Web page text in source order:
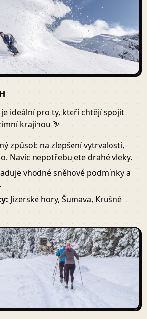
je ideální pro ty, kteří chtějí spojit
krajinou ⛷
způsob na zlepšení vytrvalosti,
Navíc nepotřebujete drahé vleky.
vhodné sněhové podmínky a
Jizerské hory, Šumava, Krušné